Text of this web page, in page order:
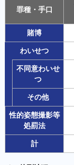
罪種・手口
賭博
わいせつ
不同意わいせ
つ
その他
性的姿態撮影等
処罰法
計